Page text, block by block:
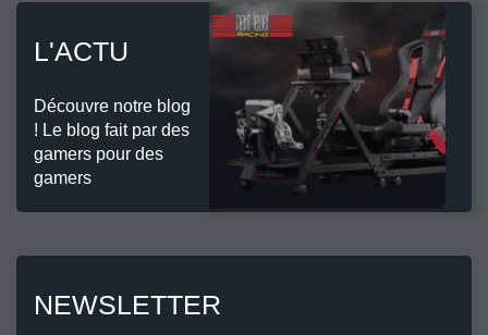
L'ACTU
Découvre notre blog
! Le blog fait par des
gamers pour des
gamers
NEWSLETTER